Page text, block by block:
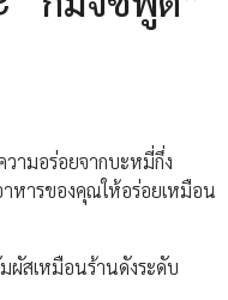
มอร่อยจากบะหมี่กึ่ง
หารของคุณให้อร่อยเหมือน
สเหมือนร้านดังระดับ